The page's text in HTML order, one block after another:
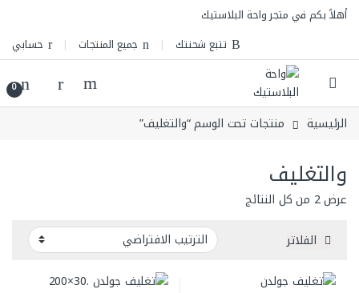
Skip to navigation
Skip to content
أهلاً بكم في متجر واحة البلاستيك
تتبع شحنتك
جميع المنتجات حسابي
0
الرئيسية منتجات تحت الوسم “والتغليف”
والتغليف
عرض ⁦2⁩ من كل النتائج
الفلاتر